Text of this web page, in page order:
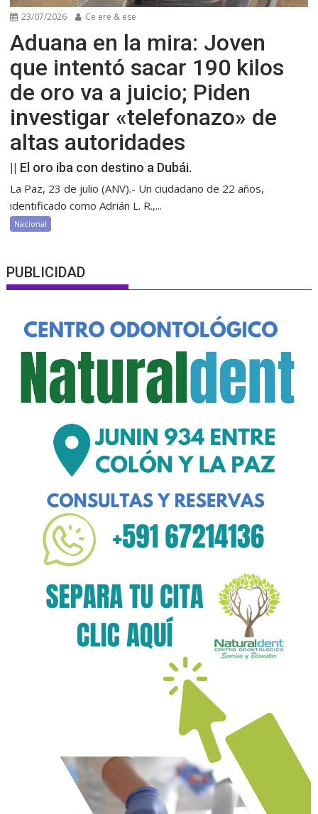
23/07/2026 Ce ere & ese
Aduana en la mira: Joven
que intentó sacar 190 kilos
de oro va a juicio; Piden
investigar «telefonazo» de
altas autoridades
|| El oro iba con destino a Dubái.
La Paz, 23 de julio (ANV).- Un ciudadano de 22 años,
identificado como Adrián L. R.,...
Nacional
PUBLICIDAD